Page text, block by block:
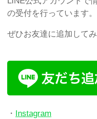
の受付を行っています。
ぜひお友達に追加してみ
・ Instagram